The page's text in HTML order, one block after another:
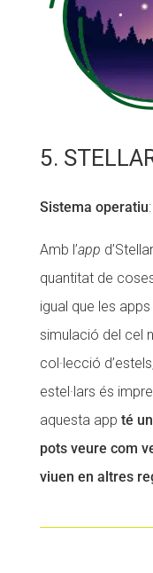
5.
Sistema operatiu:
Amb l’app
quantitat de
igual que les
simulació del cel
col·lecció
estel·lars és
aquesta app té
pots veure com
viuen en altres